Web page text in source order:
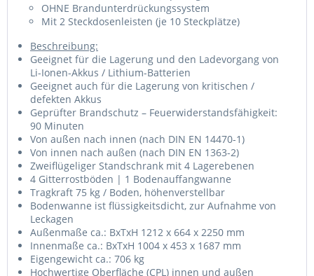
OHNE Brandunterdrückungssystem
Mit 2 Steckdosenleisten (je 10 Steckplätze)
Beschreibung:
Geeignet für die Lagerung und den Ladevorgang von
Li-Ionen-Akkus / Lithium-Batterien
Geeignet auch für die Lagerung von kritischen /
defekten Akkus
Geprüfter Brandschutz – Feuerwiderstandsfähigkeit:
90 Minuten
Von außen nach innen (nach DIN EN 14470-1)
Von innen nach außen (nach DIN EN 1363-2)
Zweiflügeliger Standschrank mit 4 Lagerebenen
4 Gitterrostböden | 1 Bodenauffangwanne
Tragkraft 75 kg / Boden, höhenverstellbar
Bodenwanne ist flüssigkeitsdicht, zur Aufnahme von
Leckagen
Außenmaße ca.: BxTxH 1212 x 664 x 2250 mm
Innenmaße ca.: BxTxH 1004 x 453 x 1687 mm
Eigengewicht ca.: 706 kg
Hochwertige Oberfläche (CPL) innen und außen